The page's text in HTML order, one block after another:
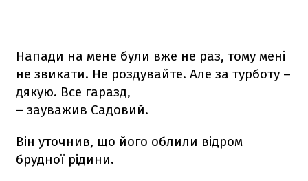
Напади на мене були вже не раз, тому мені
не звикати. Не роздувайте. Але за турботу –
дякую. Все гаразд,
– зауважив Садовий.
Він уточнив, що його облили відром
брудної рідини.